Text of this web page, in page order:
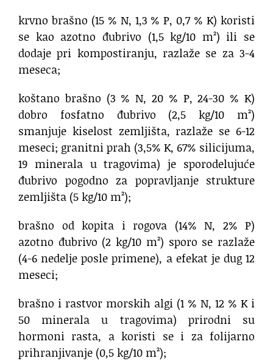
krvno brašno (15 % N, 1,3 % P, 0,7 % K) koristi
se kao azotno đubrivo (1,5 kg/10 m²) ili se
dodaje pri kompostiranju, razlaže se za 3-4
meseca;
koštano brašno (3 % N, 20 % P, 24-30 % K)
dobro fosfatno đubrivo (2,5 kg/10 m²)
smanjuje kiselost zemljišta, razlaže se 6-12
meseci; granitni prah (3,5% K, 67% silicijuma,
19 minerala u tragovima) je sporodelujuće
đubrivo pogodno za popravljanje strukture
zemljišta (5 kg/10 m²);
brašno od kopita i rogova (14% N, 2% P)
azotno đubrivo (2 kg/10 m²) sporo se razlaže
(4-6 nedelje posle primene), a efekat je dug 12
meseci;
brašno i rastvor morskih algi (1 % N, 12 % K i
50 minerala u tragovima) prirodni su
hormoni rasta, a koristi se i za folijarno
prihranjivanje (0,5 kg/10 m²);